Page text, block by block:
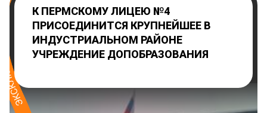
К ПЕРМСКОМУ ЛИЦЕЮ №4
ПРИСОЕДИНИТСЯ КРУПНЕЙШЕЕ В
ИНДУСТРИАЛЬНОМ РАЙОНЕ
УЧРЕЖДЕНИЕ ДОПОБРАЗОВАНИЯ